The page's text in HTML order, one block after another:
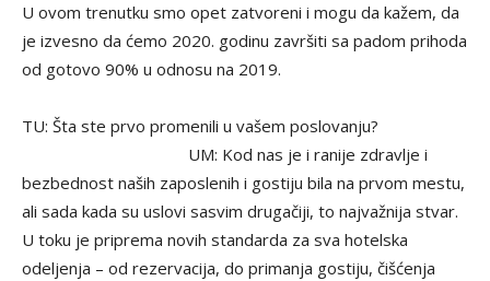
U ovom trenutku smo opet zatvoreni i mogu da kažem, da
je izvesno da ćemo 2020. godinu završiti sa padom prihoda
od gotovo 90% u odnosu na 2019.
TU: Šta ste prvo promenili u vašem poslovanju?
UM: Kod nas je i ranije zdravlje i
bezbednost naših zaposlenih i gostiju bila na prvom mestu,
ali sada kada su uslovi sasvim drugačiji, to najvažnija stvar.
U toku je priprema novih standarda za sva hotelska
odeljenja – od rezervacija, do primanja gostiju, čišćenja